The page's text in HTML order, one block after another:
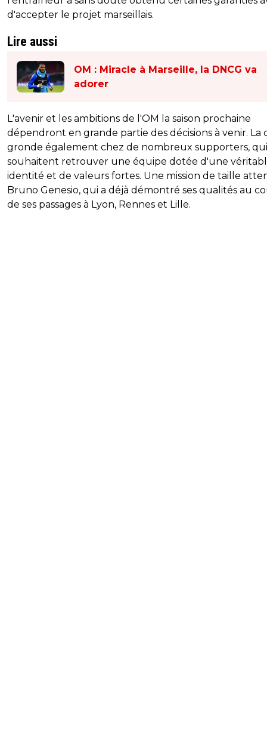
d'accepter le projet marseillais.
Lire aussi
OM : Miracle à Marseille, la DNCG va
adorer
L'avenir et les ambitions de l'OM la saison prochaine
dépendront en grande partie des décisions à venir. La
gronde également chez de nombreux supporters, qui
souhaitent retrouver une équipe dotée d'une
identité et de valeurs fortes. Une mission de taille
Bruno Genesio, qui a déjà démontré ses qualités au
de ses passages à Lyon, Rennes et Lille.